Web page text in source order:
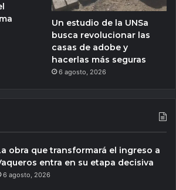
Un estudio de la UNSa
busca revolucionar las
casas de adobe y
hacerlas más seguras
6 agosto, 2026
obra que transformará el ingreso a
entra en su etapa decisiva
6 agosto, 2026